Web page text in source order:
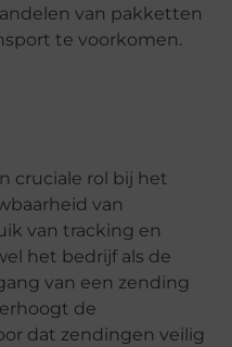
van pakketten
te voorkomen.
cruciale rol bij het
van
van tracking en
het bedrijf als de
van een zending
de
dat zendingen veilig